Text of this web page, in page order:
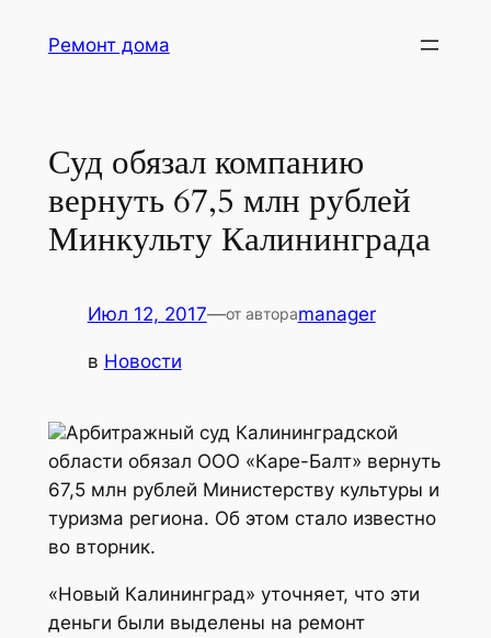
Ремонт дома
Суд обязал компанию
вернуть 67,5 млн рублей
Минкульту Калининграда
Июл 12, 2017—от автораmanager
в Новости
Арбитражный суд Калининградской
области обязал ООО «Каре-Балт» вернуть
67,5 млн рублей Министерству культуры и
туризма региона. Об этом стало известно
во вторник.
«Новый Калининград» уточняет, что эти
деньги были выделены на ремонт